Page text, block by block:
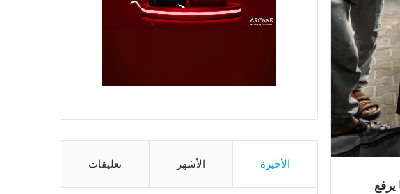
وإصابة 8 خلال 24 ساعة، ما يرفع
الأخيرة الأشهر تعليقات